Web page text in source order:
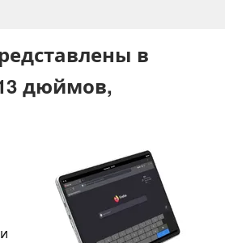
в
дюймов,